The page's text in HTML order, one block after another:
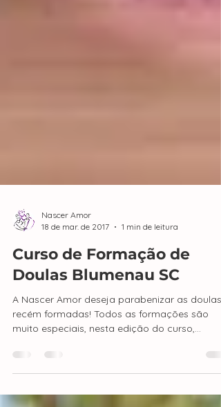
Nascer Amor
18 de mar. de 2017
1 min de leitura
Doulas Blumenau SC
A Nascer Amor deseja parabenizar as doulas
muito especiais, nesta edição do curso,
gostaríamos de...